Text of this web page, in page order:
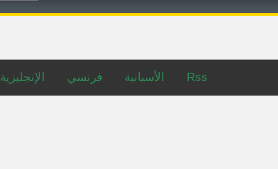
الإنجليزية فرنسي الأسبانية Rss